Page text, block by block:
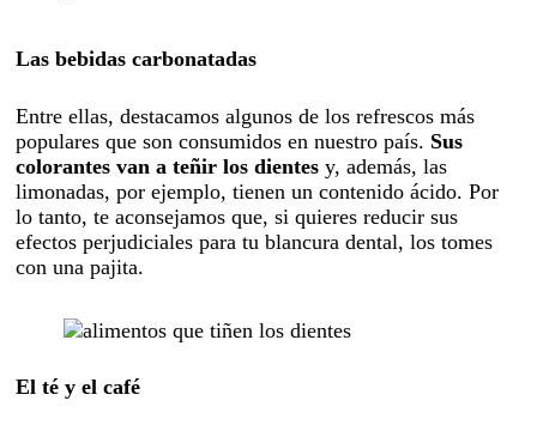
Las bebidas carbonatadas
Entre ellas, destacamos algunos de los refrescos más
populares que son consumidos en nuestro país. Sus
colorantes van a teñir los dientes y, además, las
limonadas, por ejemplo, tienen un contenido ácido. Por
lo tanto, te aconsejamos que, si quieres reducir sus
efectos perjudiciales para tu blancura dental, los tomes
con una pajita.
El té y el café